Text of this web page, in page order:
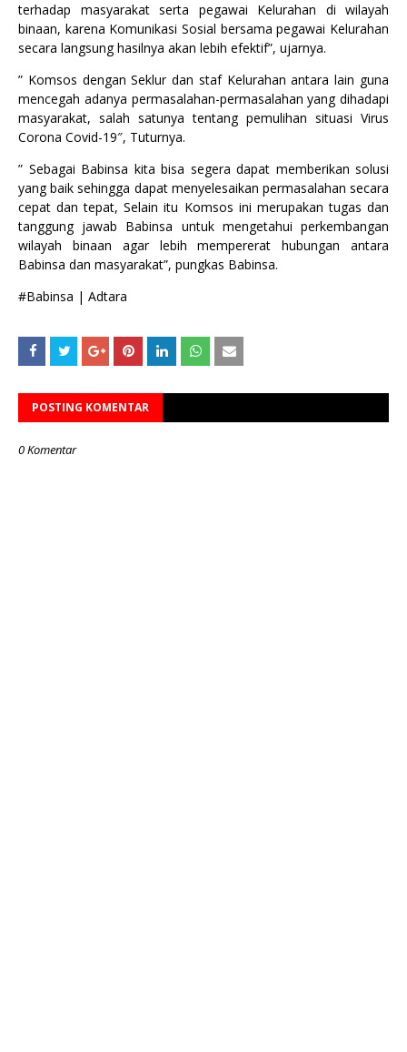
terhadap masyarakat serta pegawai Kelurahan di wilayah
binaan, karena Komunikasi Sosial bersama pegawai Kelurahan
secara langsung hasilnya akan lebih efektif”, ujarnya.
” Komsos dengan Seklur dan staf Kelurahan antara lain guna
mencegah adanya permasalahan-permasalahan yang dihadapi
masyarakat, salah satunya tentang pemulihan situasi Virus
Corona Covid-19″, Tuturnya.
” Sebagai Babinsa kita bisa segera dapat memberikan solusi
yang baik sehingga dapat menyelesaikan permasalahan secara
cepat dan tepat, Selain itu Komsos ini merupakan tugas dan
tanggung jawab Babinsa untuk mengetahui perkembangan
wilayah binaan agar lebih mempererat hubungan antara
Babinsa dan masyarakat”, pungkas Babinsa.
#Babinsa | Adtara
POSTING KOMENTAR
0 Komentar